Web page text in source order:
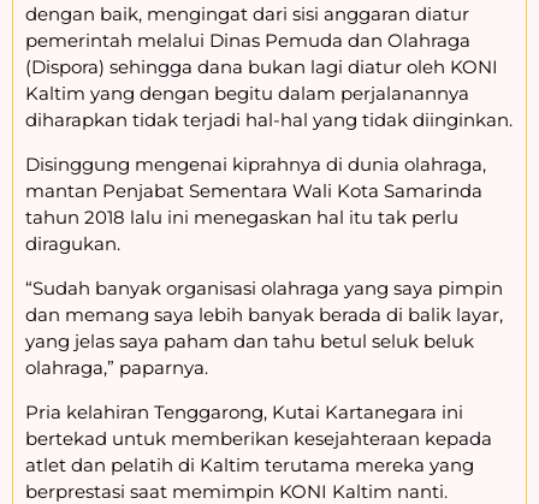
dengan baik, mengingat dari sisi anggaran diatur
pemerintah melalui Dinas Pemuda dan Olahraga
(Dispora) sehingga dana bukan lagi diatur oleh KONI
Kaltim yang dengan begitu dalam perjalanannya
diharapkan tidak terjadi hal-hal yang tidak diinginkan.
Disinggung mengenai kiprahnya di dunia olahraga,
mantan Penjabat Sementara Wali Kota Samarinda
tahun 2018 lalu ini menegaskan hal itu tak perlu
diragukan.
“Sudah banyak organisasi olahraga yang saya pimpin
dan memang saya lebih banyak berada di balik layar,
yang jelas saya paham dan tahu betul seluk beluk
olahraga,” paparnya.
Pria kelahiran Tenggarong, Kutai Kartanegara ini
bertekad untuk memberikan kesejahteraan kepada
atlet dan pelatih di Kaltim terutama mereka yang
berprestasi saat memimpin KONI Kaltim nanti.